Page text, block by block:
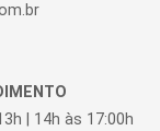
| 14h às 17:00h